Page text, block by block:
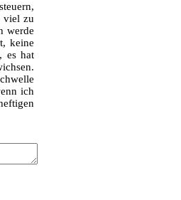
viel zu
werde
keine
es hat
ich